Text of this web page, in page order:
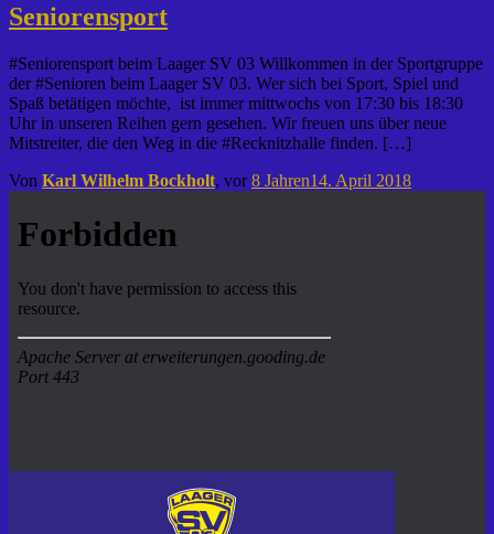
Seniorensport
#Seniorensport beim Laager SV 03 Willkommen in der Sportgruppe
der #Senioren beim Laager SV 03. Wer sich bei Sport, Spiel und
Spaß betätigen möchte, ist immer mittwochs von 17:30 bis 18:30
Uhr in unseren Reihen gern gesehen. Wir freuen uns über neue
Mitstreiter, die den Weg in die #Recknitzhalle finden. […]
Von Karl Wilhelm Bockholt, vor8 Jahren14. April 2018